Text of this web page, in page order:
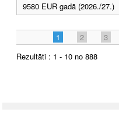
9580 EUR gadā (2026./27.)
1 2 3
Rezultāti : 1 - 10 no 888